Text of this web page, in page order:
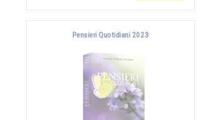
Pensieri Quotidiani 2023